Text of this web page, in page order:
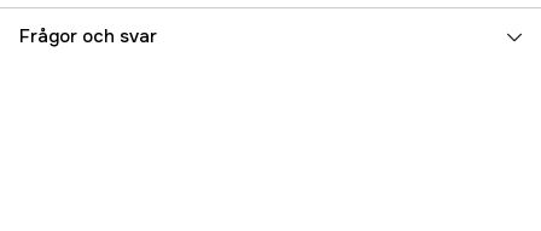
Referensnummer 5000017553
Frågor och svar